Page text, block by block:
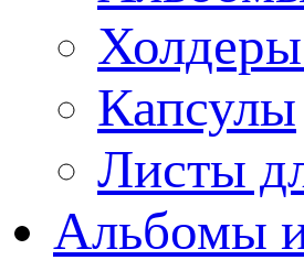
Капсулы
Листы
Альбомы